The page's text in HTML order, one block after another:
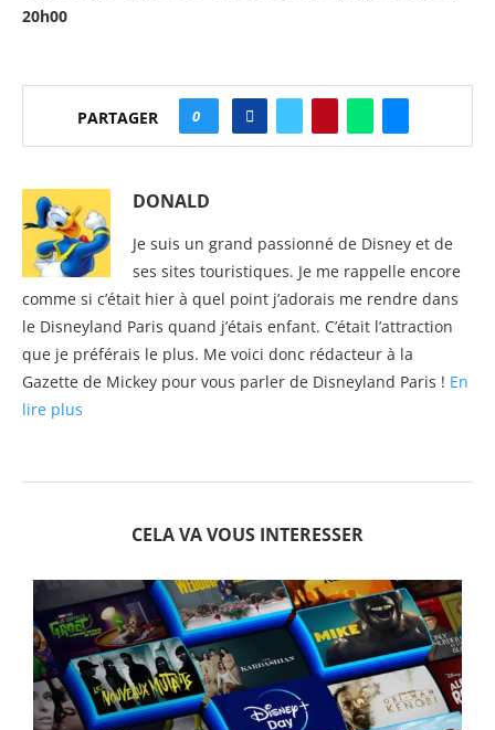
20h00
PARTAGER 0
DONALD
Je suis un grand passionné de Disney et de
ses sites touristiques. Je me rappelle encore
comme si c’était hier à quel point j’adorais me rendre dans
le Disneyland Paris quand j’étais enfant. C’était l’attraction
que je préférais le plus. Me voici donc rédacteur à la
Gazette de Mickey pour vous parler de Disneyland Paris ! En
lire plus
CELA VA VOUS INTERESSER